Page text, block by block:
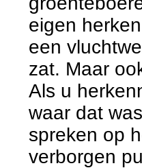
eigen
een
zat. Maar
Als u
waar dat
spreken op
verborgen